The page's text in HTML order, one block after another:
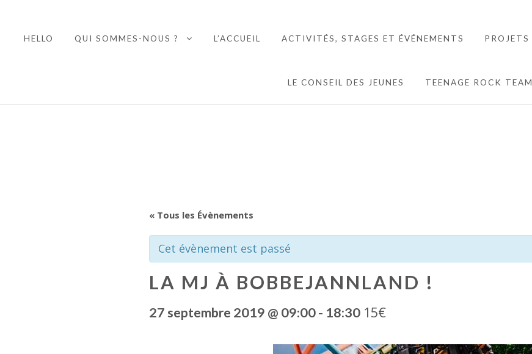
HELLO QUI SOMMES-NOUS ? EXPAND CHILD MENU
L’ACCUEIL ACTIVITÉS, STAGES ET ÉVÉNEMENTS PROJETS
LE CONSEIL DES JEUNES TEENAGE ROCK TEAM
« Tous les Évènements
Cet évènement est passé
LA MJ À BOBBEJANNLAND !
27 septembre 2019 @ 09:00- 18:30 15€